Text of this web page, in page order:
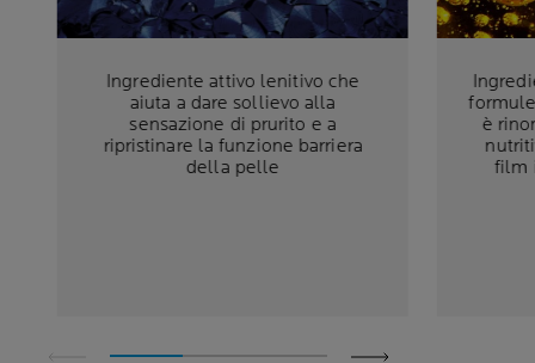
Ingrediente attivo lenitivo che
aiuta a dare sollievo alla
sensazione di prurito e a
ripristinare la funzione barriera
della pelle
è
film